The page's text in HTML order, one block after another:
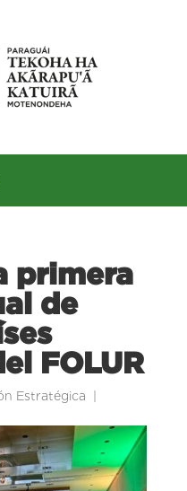
primera
de
FOLUR
Estratégica